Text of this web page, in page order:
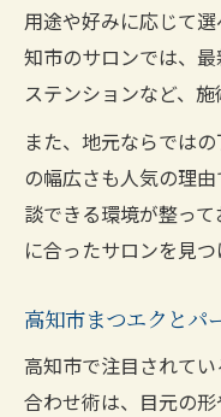
用途や好みに応じて
知市のサロンでは、
ステンションなど、施
また、地元ならでは
の幅広さも人気の理
談できる環境が整っ
に合ったサロンを見つ
高知市まつエクとパ
高知市で注目されて
合わせ術は、目元の